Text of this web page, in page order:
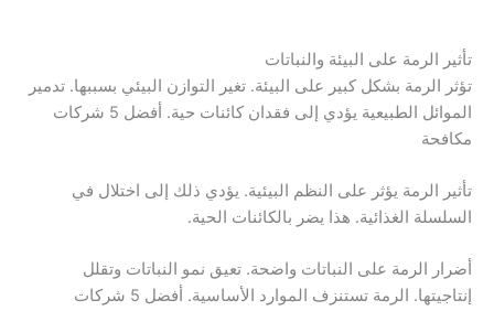
تأثير الرمة على البيئة والنباتات
تؤثر الرمة بشكل كبير على البيئة. تغير التوازن البيئي بسببها. تدمير
الموائل الطبيعية يؤدي إلى فقدان كائنات حية. أفضل 5 شركات
مكافحة
تأثير الرمة يؤثر على النظم البيئية. يؤدي ذلك إلى اختلال في
السلسلة الغذائية. هذا يضر بالكائنات الحية.
أضرار الرمة على النباتات واضحة. تعيق نمو النباتات وتقلل
إنتاجيتها. الرمة تستنزف الموارد الأساسية. أفضل 5 شركات